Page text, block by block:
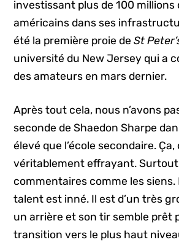
investissant plus de 100 millions
américains dans ses
été la première proie deSt
université du New Jersey qui a
des amateurs en mars dernier.
Après tout cela, nous n’avons
seconde de Shaedon Sharpe
élevé que l’école secondaire. Ça,
véritablement effrayant. Surtout
commentaires comme les siens.
talent est inné. Il est d’un très
un arrière et son tir semble prêt
transition vers le plus haut